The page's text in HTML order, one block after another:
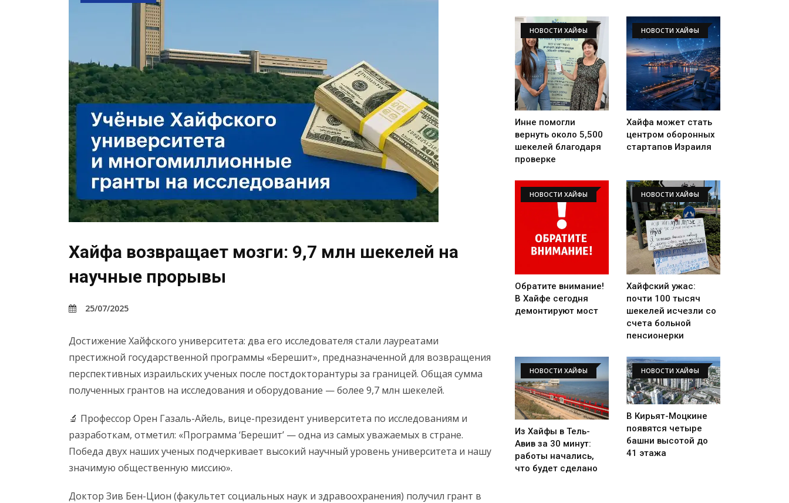
Хайфа возвращает мозги: 9,7 млн шекелей на
научные прорывы
25/07/2025
Достижение Хайфского университета: два его исследователя стали лауреатами
престижной государственной программы «Берешит», предназначенной для возвращения
перспективных израильских ученых после постдокторантуры за границей. Общая сумма
полученных грантов на исследования и оборудование — более 9,7 млн шекелей.
🔬 Профессор Орен Газаль-Айель, вице-президент университета по исследованиям и
разработкам, отметил: «Программа ‘Берешит’ — одна из самых уважаемых в стране.
Победа двух наших ученых подчеркивает высокий научный уровень университета и нашу
значимую общественную миссию».
Доктор Зив Бен-Цион (факультет социальных наук и здравоохранения) получил грант в
НОВОСТИ ХАЙФЫ
Инне помогли
вернуть около 5,500
шекелей благодаря
проверке
НОВОСТИ ХАЙФЫ
Хайфа может стать
центром оборонных
стартапов Израиля
НОВОСТИ ХАЙФЫ
Обратите внимание!
В Хайфе сегодня
демонтируют мост
НОВОСТИ ХАЙФЫ
Хайфский ужас:
почти 100 тысяч
шекелей исчезли со
счета больной
пенсионерки
НОВОСТИ ХАЙФЫ
Из Хайфы в Тель-
Авив за 30 минут:
работы начались,
что будет сделано
НОВОСТИ ХАЙФЫ
В Кирьят-Моцкине
появятся четыре
башни высотой до
41 этажа